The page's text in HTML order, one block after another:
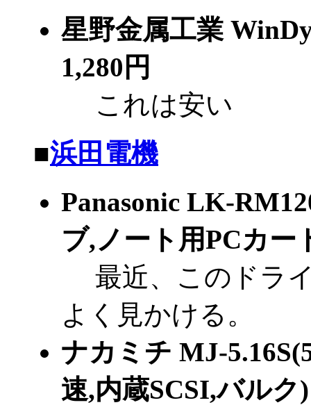
星野金属工業
1,280円
これは安い
■浜田電機
Panasonic LK-
ブ,ノート用PCカ
最近、このドラ
よく見かける。
ナカミチ MJ-
速,内蔵SCSI,バル